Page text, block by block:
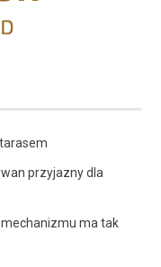
przyjazny dla
ma tak